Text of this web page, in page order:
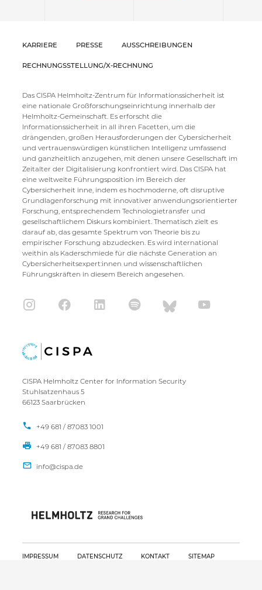
KARRIERE PRESSE AUSSCHREIBUNGEN
RECHNUNGSSTELLUNG/X-RECHNUNG
Das CISPA Helmholtz-Zentrum für Informationssicherheit ist
eine nationale Großforschungseinrichtung innerhalb der
Helmholtz-Gemeinschaft. Es erforscht die
Informationssicherheit in all ihren Facetten, um die
drängenden, großen Herausforderungen der Cybersicherheit
und vertrauenswürdigen künstlichen Intelligenz umfassend
und ganzheitlich anzugehen, mit denen unsere Gesellschaft im
Zeitalter der Digitalisierung konfrontiert wird. Das CISPA hat
eine weltweite Führungsposition im Bereich der
Cybersicherheit inne, indem es hochmoderne, oft disruptive
Grundlagenforschung mit innovativer anwendungsorientierter
Forschung, entsprechendem Technologietransfer und
gesellschaftlichem Diskurs kombiniert. Thematisch zielt es
darauf ab, das gesamte Spektrum von Theorie bis zu
empirischer Forschung abzudecken. Es wird international
weithin als Kaderschmiede für die nächste Generation an
Cybersicherheitsexpert:innen und wissenschaftlichen
Führungskräften in diesem Bereich angesehen.
CISPA Helmholtz Center for Information Security
Stuhlsatzenhaus 5
66123 Saarbrücken
+49 681 / 87083 1001
+49 681 / 87083 8801
IMPRESSUM DATENSCHUTZ KONTAKT SITEMAP